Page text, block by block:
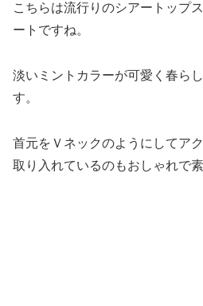
こちらは流行りのシアートップ
ートですね。
淡いミントカラーが可愛く春ら
す。
首元をＶネックのようにしてア
取り入れているのもおしゃれで素